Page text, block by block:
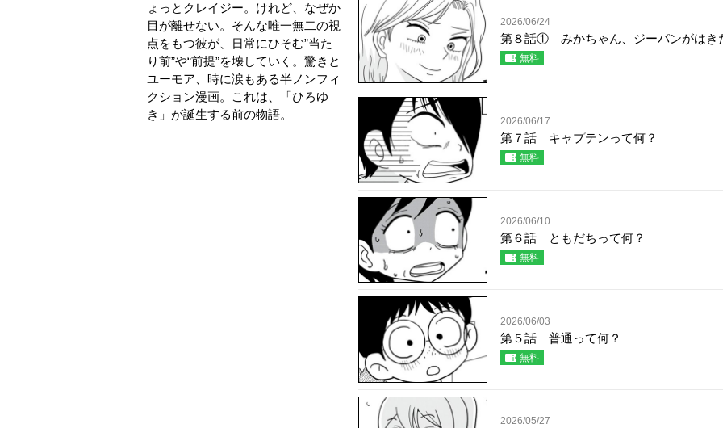
ょっとクレイジー。けれど、なぜか
目が離せない。そんな唯一無二の視
点をもつ彼が、日常にひそむ”当た
り前”や“前提”を壊していく。驚きと
ユーモア、時に涙もある半ノンフィ
クション漫画。これは、「ひろゆ
き」が誕生する前の物語。
2026/06/24
第８話① みかちゃん、ジーパンがはき
無料
2026/06/17
第７話 キャプテンって何？
無料
2026/06/10
第６話 ともだちって何？
無料
2026/06/03
第５話 普通って何？
無料
2026/05/27